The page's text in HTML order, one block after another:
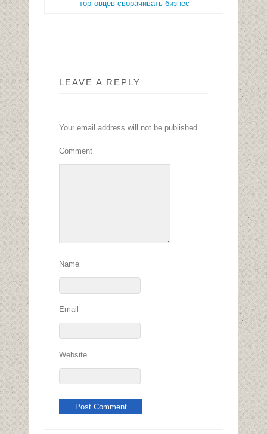
торговцев сворачивать бизнес
LEAVE A REPLY
Your email address will not be published.
Comment
Name
Email
Website